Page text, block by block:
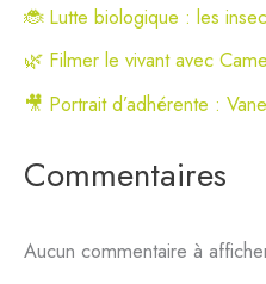
🐞 Lutte biologique : les
🌿 Filmer le vivant avec
🎥 Portrait d’adhérente :
Commentaires
Aucun commentaire à